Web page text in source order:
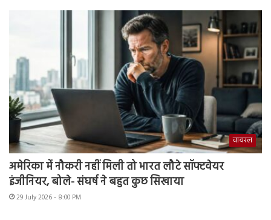
वायरल
अमेरिका में नौकरी नहीं मिली तो भारत लौटे सॉफ्टवेयर
इंजीनियर, बोले- संघर्ष ने बहुत कुछ सिखाया
29 July 2026 - 8:00 PM